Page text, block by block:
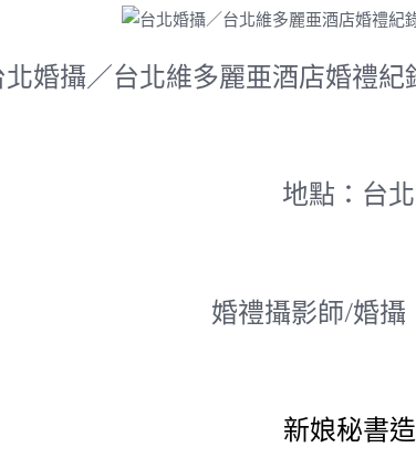
北婚攝／台北維多麗亜酒店婚禮紀
地點：台
婚禮攝影師/婚攝
新娘秘書造